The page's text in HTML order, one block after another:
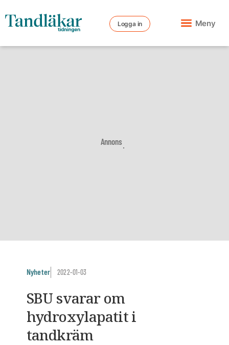
Logga in Meny
Annons
Nyheter 2022-01-03
SBU svarar om
hydroxylapatit i
tandkräm